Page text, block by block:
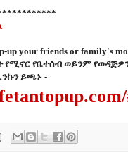
up your friends or family's
የሚኖር የቤተሰብ ወይንም
ይጫኑ -